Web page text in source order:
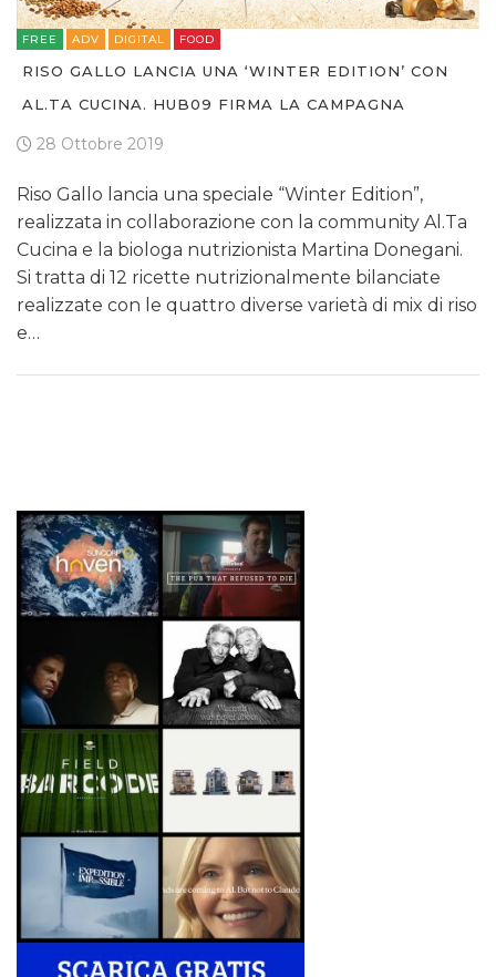
FREE ADV DIGITAL FOOD
RISO GALLO LANCIA UNA ‘WINTER EDITION’ CON
AL.TA CUCINA. HUB09 FIRMA LA CAMPAGNA
28 Ottobre 2019
Riso Gallo lancia una speciale “Winter Edition”,
realizzata in collaborazione con la community Al.Ta
Cucina e la biologa nutrizionista Martina Donegani.
Si tratta di 12 ricette nutrizionalmente bilanciate
realizzate con le quattro diverse varietà di mix di riso
e…